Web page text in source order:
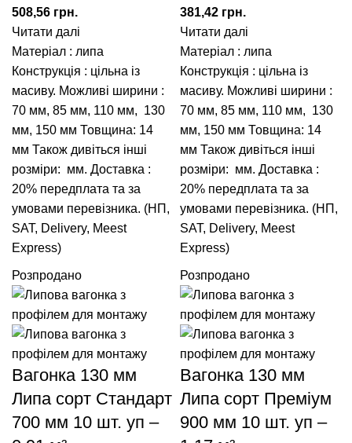
508,56 грн.
Читати далі
Матеріал : липа
Конструкція : цільна із
масиву. Можливі ширини :
70 мм, 85 мм, 110 мм, 130
мм, 150 мм Товщина: 14
мм Також дивіться інші
розміри: мм. Доставка :
20% передплата та за
умовами перевізника. (НП,
SAT, Delivery, Meest
Express)
381,42 грн.
Читати далі
Матеріал : липа
Конструкція : цільна із
масиву. Можливі ширини :
70 мм, 85 мм, 110 мм, 130
мм, 150 мм Товщина: 14
мм Також дивіться інші
розміри: мм. Доставка :
20% передплата та за
умовами перевізника. (НП,
SAT, Delivery, Meest
Express)
Розпродано
Вагонка 130 мм
Липа сорт Стандарт
700 мм 10 шт. уп –
Розпродано
Вагонка 130 мм
Липа сорт Преміум
900 мм 10 шт. уп –